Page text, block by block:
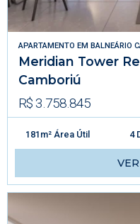
APARTAMENTO EM BALNEÁRIO
Meridian Tower
Camboriú
R$ 3.758.845
181m² Área Útil 4